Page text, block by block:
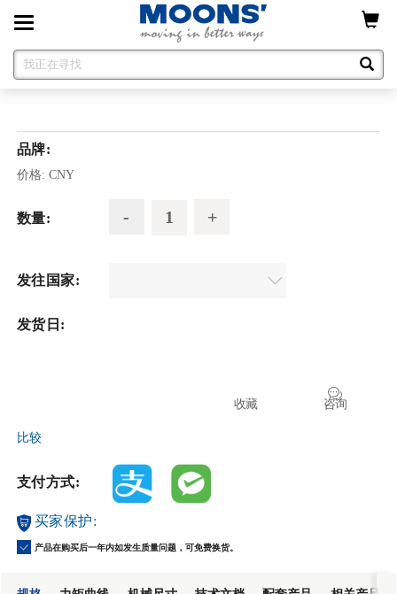
Toggle
navigation
品牌:
价格: CNY
数量:
发往国家:
发货日:
咨询
收藏
比较
支付方式:
买家保护:
产品在购买后一年内如发生质量问题，可免费换货。